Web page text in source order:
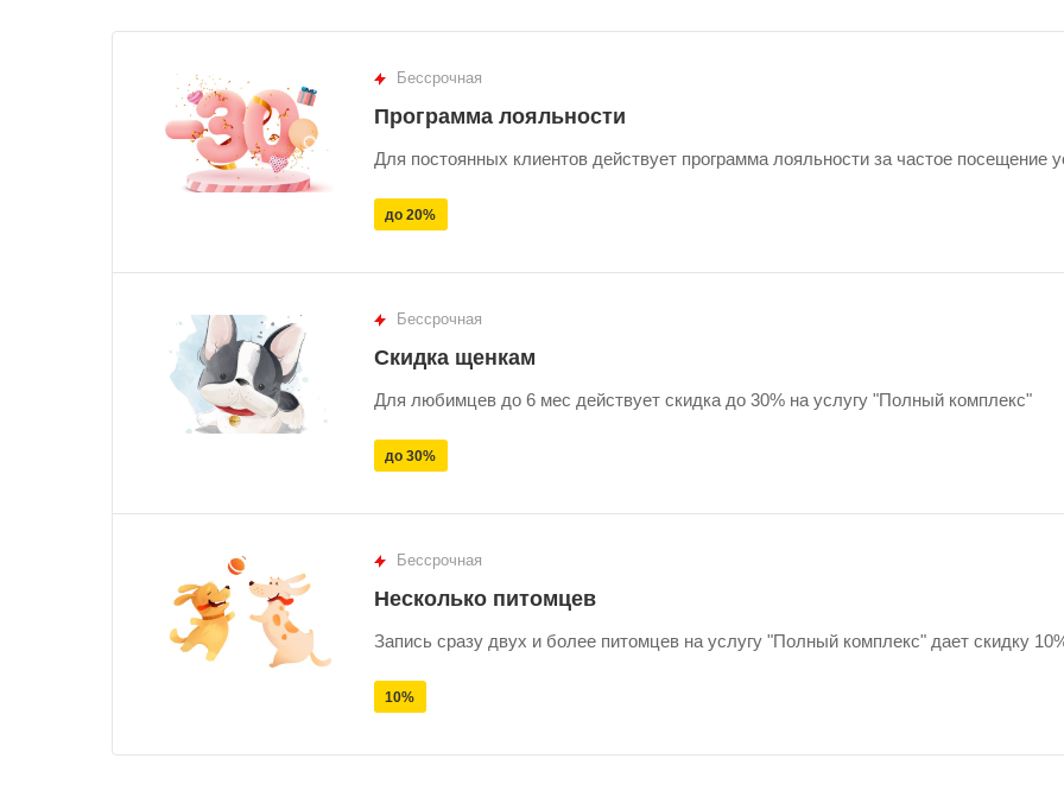
Бессрочная
Программа лояльности
Для постоянных клиентов действует программа лояльности за частое посещение
до 20%
Бессрочная
Скидка щенкам
Для любимцев до 6 мес действует скидка до 30% на услугу "Полный комплекс"
до 30%
Бессрочная
Несколько питомцев
Запись сразу двух и более питомцев на услугу "Полный комплекс" дает скидку
10%